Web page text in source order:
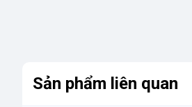
Sản phẩm liên quan